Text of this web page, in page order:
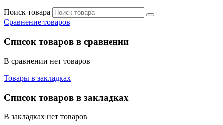
Поиск товара
Сравнение товаров
Список товаров в сравнении
В сравнении нет товаров
Товары в закладках
Список товаров в закладках
В закладках нет товаров